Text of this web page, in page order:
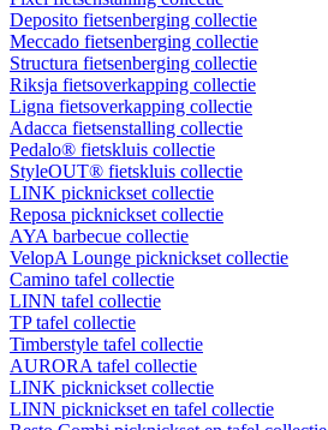
Deposito fietsenberging collectie
Meccado fietsenberging collectie
Structura fietsenberging collectie
Riksja fietsoverkapping collectie
Ligna fietsoverkapping collectie
Adacca fietsenstalling collectie
Pedalo® fietskluis collectie
StyleOUT® fietskluis collectie
LINK picknickset collectie
Reposa picknickset collectie
AYA barbecue collectie
VelopA Lounge picknickset collectie
Camino tafel collectie
LINN tafel collectie
TP tafel collectie
Timberstyle tafel collectie
AURORA tafel collectie
LINK picknickset collectie
LINN picknickset en tafel collectie